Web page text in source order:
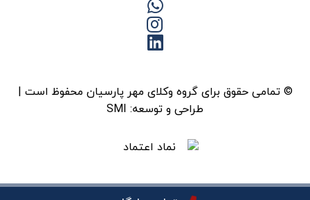
© تمامی حقوق برای گروه وکلای مهر پارسیان محفوظ است |
طراحی و توسعه: SMI